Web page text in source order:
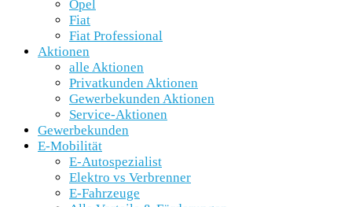
Opel
Fiat
Fiat Professional
Aktionen
alle Aktionen
Privatkunden Aktionen
Gewerbekunden Aktionen
Service-Aktionen
Gewerbekunden
E-Mobilität
E-Autospezialist
Elektro vs Verbrenner
E-Fahrzeuge